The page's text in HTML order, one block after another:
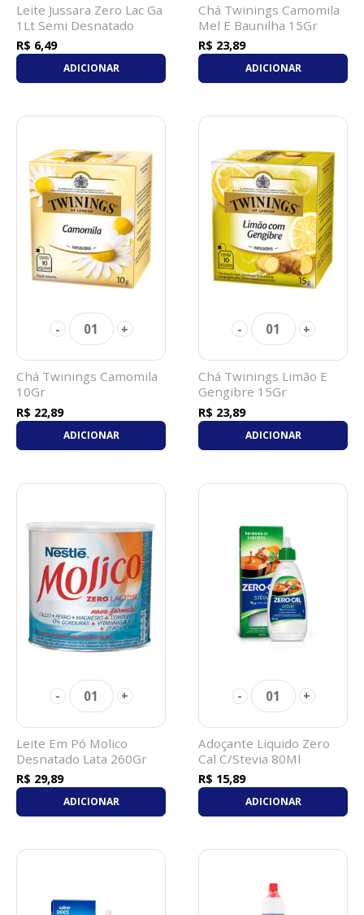
Leite Jussara Zero Lac Ga
1Lt Semi Desnatado
R$ 6,49
ADICIONAR
Chá Twinings Camomila
Mel E Baunilha 15Gr
R$ 23,89
ADICIONAR
- 01 +
Chá Twinings Camomila
10Gr
R$ 22,89
ADICIONAR
- 01 +
Chá Twinings Limão E
Gengibre 15Gr
R$ 23,89
ADICIONAR
- 01 +
Leite Em Pó Molico
Desnatado Lata 260Gr
Zero Lactose
R$ 29,89
ADICIONAR
- 01 +
Adoçante Liquido Zero
Cal C/Stevia 80Ml
R$ 15,89
ADICIONAR